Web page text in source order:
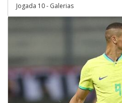
Jogada 10 - Galerias